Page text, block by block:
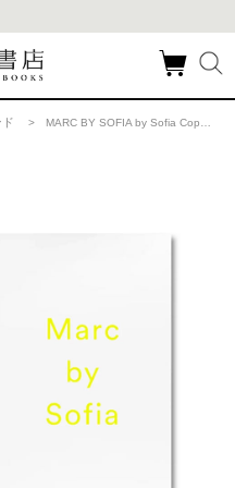
> MARC BY SOFIA by Sofia Coppola ソフィア・コッポラ作品集の商品詳細